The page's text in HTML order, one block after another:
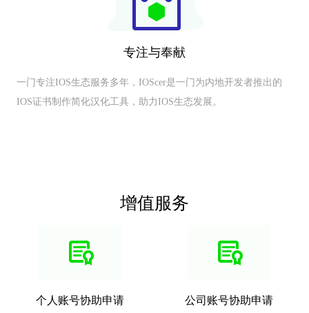
专注与奉献
一门专注IOS生态服务多年，IOScer是一门为内地开发者推出的
IOS证书制作简化汉化工具，助力IOS生态发展。
增值服务
个人账号协助申请 公司账号协助申请